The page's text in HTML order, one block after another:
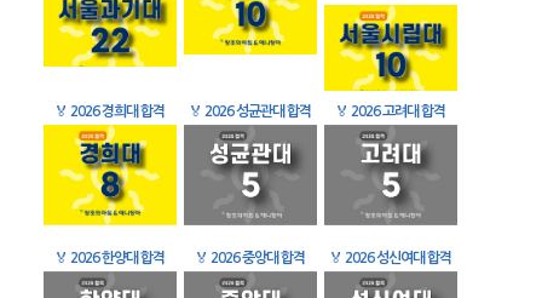
🏅 2026 경희대 합격 🏅 2026 성균관대 합격 🏅 2026 고려대 합격
🏅 2026 한양대 합격 🏅 2026 중앙대 합격 🏅 2026 성신여대 합격